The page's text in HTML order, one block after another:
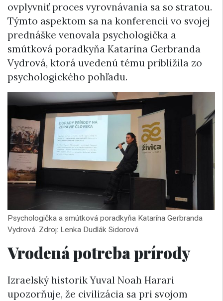
ovplyvniť proces vyrovnávania sa so stratou.
Týmto aspektom sa na konferencii vo svojej
prednáške venovala psychologička a
smútková poradkyňa Katarína Gerbranda
Vydrová, ktorá uvedenú tému priblížila zo
psychologického pohľadu.
Psychologička a smútková poradkyňa Katarína Gerbranda
Vydrová. Zdroj: Lenka Dudlák Sidorová
Vrodená potreba prírody
Izraelský historik Yuval Noah Harari
upozorňuje, že civilizácia sa pri svojom